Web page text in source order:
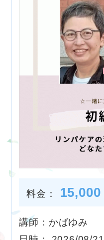
料金： 15,000
講師：かばゆみ